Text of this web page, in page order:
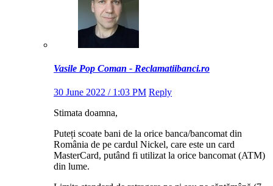
Vasile Pop Coman - Reclamatiibanci.ro
30 June 2022 / 1:03 PM Reply
Stimata doamna,
Puteți scoate bani de la orice banca/bancomat din
România de pe cardul Nickel, care este un card
MasterCard, putând fi utilizat la orice bancomat (ATM)
din lume.